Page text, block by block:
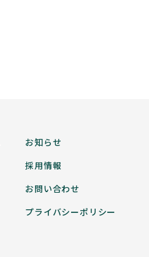
お知らせ
採用情報
お問い合わせ
プライバシーポリシー